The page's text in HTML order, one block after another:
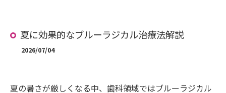
夏に効果的なブルーラジカル治療法解説
2026/07/04
夏の暑さが厳しくなる中、歯科領域ではブルーラジカル